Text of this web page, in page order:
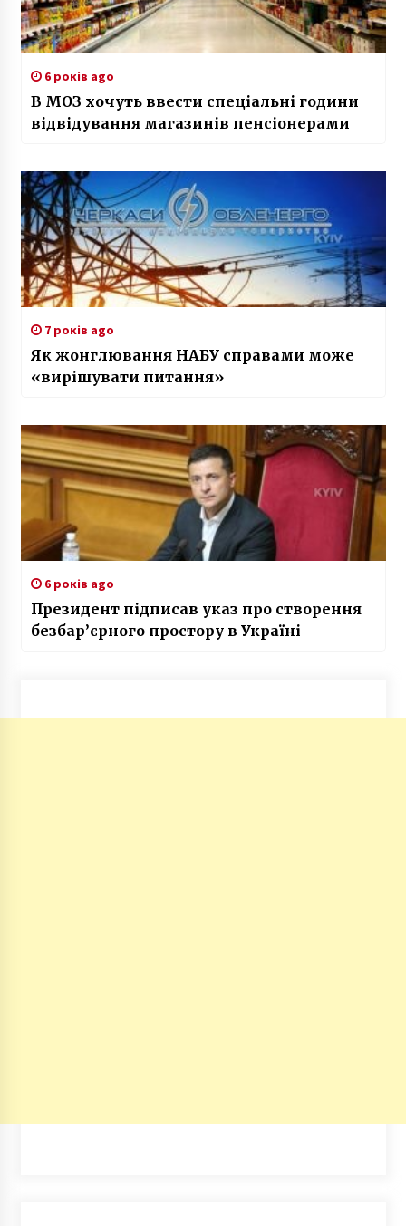
6 років ago
В МОЗ хочуть ввести спеціальні години
відвідування магазинів пенсіонерами
7 років ago
Як жонглювання НАБУ справами може
«вирішувати питання»
6 років ago
Президент підписав указ про створення
безбар’єрного простору в Україні